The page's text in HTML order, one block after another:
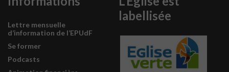
Lettre mensuelle
d’information de l’EPUdF
Se former
Podcasts
labellisée